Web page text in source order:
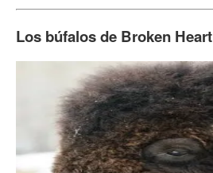
Los búfalos de Broken Heart